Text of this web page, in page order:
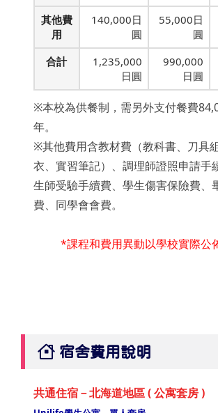
其他費
用
140,000日
圓
55,000日
圓
合計
1,235,000
日圓
990,000
日圓
※本校為供餐制，需另外支付餐費
年。
※其他費用含教材費（教科書、刀具
衣、實習筆記）、調理師證照申請手
生師受驗手續費、學生傷害保險費、
費、同學會會費。
*課程和費用異動以學校實際公
宿舍費用說明
共通住宿－北海道地區 ( 公寓套房 )